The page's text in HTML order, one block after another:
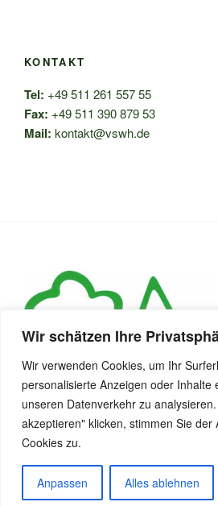
Wir schätzen Ihre
Wir verwenden Cookies, um Ihr
personalisierte Anzeigen oder Inhalte
unseren Datenverkehr zu
akzeptieren" klicken, stimmen Sie der
Cookies zu.
Anpassen Alles ablehnen
KONTAKT
Tel: +49 511 261 557 55
Fax: +49 511 390 879 53
Mail: kontakt@vswh.de